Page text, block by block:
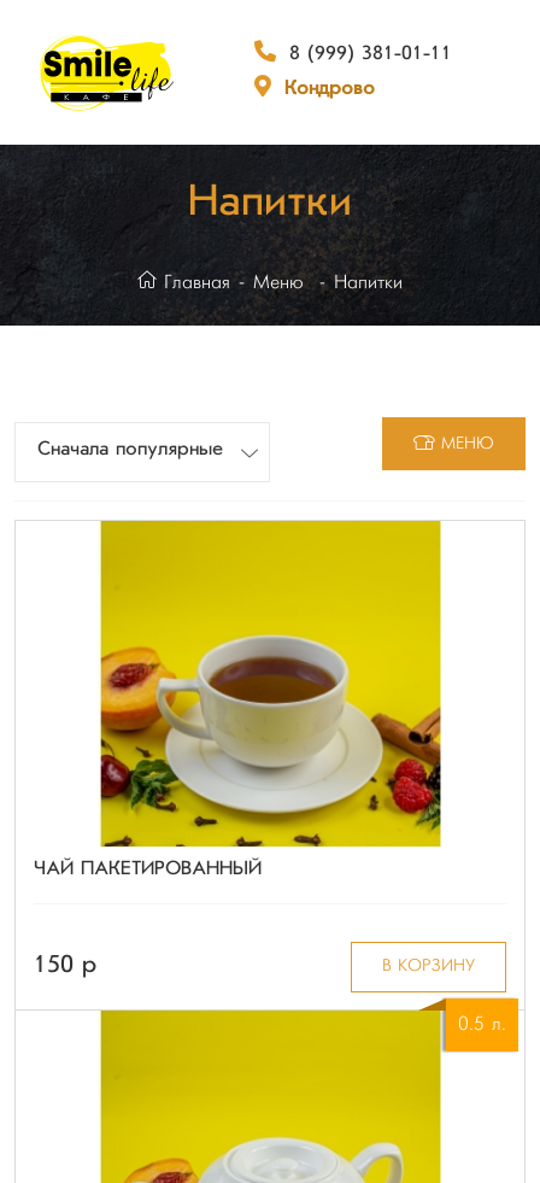
8 (999) 381-01-11
Кондрово
Напитки
Главная Меню Напитки
Сначала популярные МЕНЮ
ЧАЙ ПАКЕТИРОВАННЫЙ
150 p В КОРЗИНУ
0.5 л.